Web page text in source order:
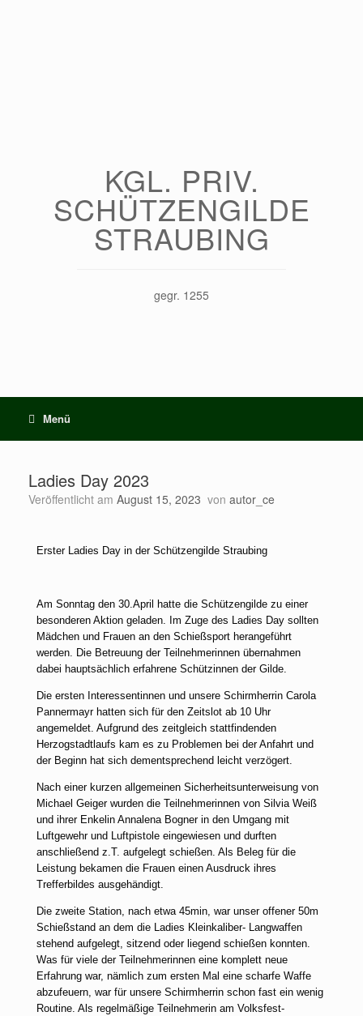
KGL. PRIV.
SCHÜTZENGILDE
STRAUBING
gegr. 1255
Menü
Ladies Day 2023
Veröffentlicht am August 15, 2023 von autor_ce
Erster Ladies Day in der Schützengilde Straubing
Am Sonntag den 30.April hatte die Schützengilde zu einer
besonderen Aktion geladen. Im Zuge des Ladies Day sollten
Mädchen und Frauen an den Schießsport herangeführt
werden. Die Betreuung der Teilnehmerinnen übernahmen
dabei hauptsächlich erfahrene Schützinnen der Gilde.
Die ersten Interessentinnen und unsere Schirmherrin Carola
Pannermayr hatten sich für den Zeitslot ab 10 Uhr
angemeldet. Aufgrund des zeitgleich stattfindenden
Herzogstadtlaufs kam es zu Problemen bei der Anfahrt und
der Beginn hat sich dementsprechend leicht verzögert.
Nach einer kurzen allgemeinen Sicherheitsunterweisung von
Michael Geiger wurden die Teilnehmerinnen von Silvia Weiß
und ihrer Enkelin Annalena Bogner in den Umgang mit
Luftgewehr und Luftpistole eingewiesen und durften
anschließend z.T. aufgelegt schießen. Als Beleg für die
Leistung bekamen die Frauen einen Ausdruck ihres
Trefferbildes ausgehändigt.
Die zweite Station, nach etwa 45min, war unser offener 50m
Schießstand an dem die Ladies Kleinkaliber- Langwaffen
stehend aufgelegt, sitzend oder liegend schießen konnten.
Was für viele der Teilnehmerinnen eine komplett neue
Erfahrung war, nämlich zum ersten Mal eine scharfe Waffe
abzufeuern, war für unsere Schirmherrin schon fast ein wenig
Routine. Als regelmäßige Teilnehmerin am Volksfest-